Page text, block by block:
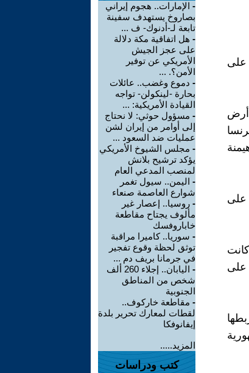
على
أرض
على
على
- الإمارات.. هجوم إيراني
بصاروخ يستهدف سفينة
تابعة لـ-أدنوك- ف ...
- هل اتفاقية مكة دلالة
على عجز الجيش
الأمريكي عن توفير
الأمن؟. ...
- دموع وغضب.. عائلات
بحارة -لينكولن- تواجه
القيادة الأمريكية: ...
- مسؤول حوثي: لا نحتاج
إلى أوامر من إيران لشن
عمليات ضد السعود ...
- مجلس الشيوخ الأمريكي
يؤكد ترشيح بلانش
لمنصب المدعي العام
- اليمن.. سيول تغمر
شوارع العاصمة صنعاء
- روسيا.. إعصار غير
مألوف يجتاح مقاطعة
خاباروفسك
- سوريا.. كاميرا مراقبة
توثق لحظة وقوع تفجير
في جرمانا بريف دم ...
-
اليابان.. إجلاء 260 ألف
شخص من المناطق
الجنوبية
- مقاطعة خاركوف..
لقطات لمعارك تحرير بلدة
إيفانوفكا
المزيد.....
كتب ودراسات